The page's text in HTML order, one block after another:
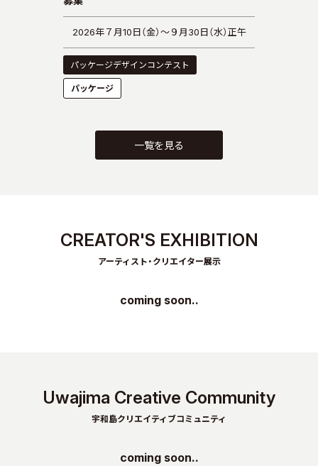
2026年７月10日（金）～９月30日（水）正午
パッケージデザインコンテスト
パッケージ
一覧を見る
CREATOR'S EXHIBITION
アーティスト・クリエイター展示
coming soon..
Uwajima Creative Community
宇和島クリエイティブコミュニティ
coming soon..